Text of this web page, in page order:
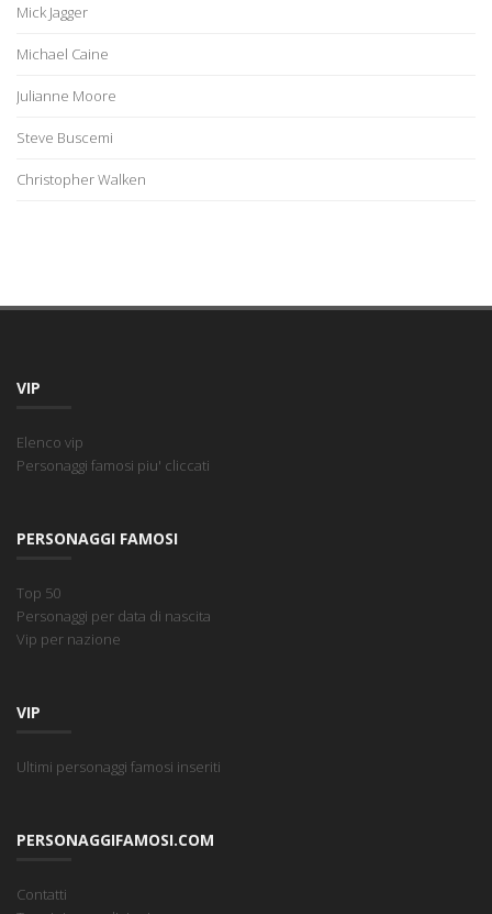
Mick Jagger
Michael Caine
Julianne Moore
Steve Buscemi
Christopher Walken
VIP
Elenco vip
Personaggi famosi piu' cliccati
PERSONAGGI FAMOSI
Top 50
Personaggi per data di nascita
Vip per nazione
VIP
Ultimi personaggi famosi inseriti
PERSONAGGIFAMOSI.COM
Contatti